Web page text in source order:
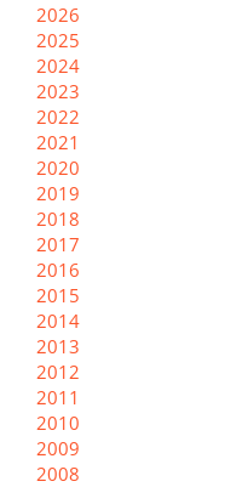
2026
2025
2024
2023
2022
2021
2020
2019
2018
2017
2016
2015
2014
2013
2012
2011
2010
2009
2008